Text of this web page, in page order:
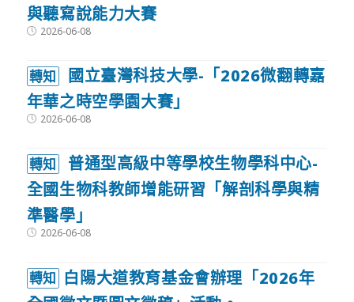
與聽寫說能力大賽
Post2026-06-08
轉知
國立臺灣科技大學-「2026微翻轉嘉
年華之時空學園大賽」
Post2026-06-08
轉知
普通型高級中等學校生物學科中心-
全國生物科教師增能研習「解剖科學與精
準醫學」
Post2026-06-08
轉知 白陽大道教育基金會辦理「2026年